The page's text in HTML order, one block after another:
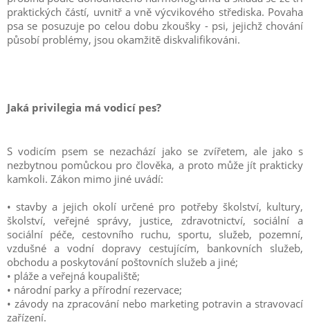
praktických částí, uvnitř a vně výcvikového střediska. Povaha
psa se posuzuje po celou dobu zkoušky - psi, jejichž chování
působí problémy, jsou okamžitě diskvalifikováni.
Jaká privilegia má vodicí pes?
S vodicím psem se nezachází jako se zvířetem, ale jako s
nezbytnou pomůckou pro člověka, a proto může jít prakticky
kamkoli. Zákon mimo jiné uvádí:
• stavby a jejich okolí určené pro potřeby školství, kultury,
školství, veřejné správy, justice, zdravotnictví, sociální a
sociální péče, cestovního ruchu, sportu, služeb, pozemní,
vzdušné a vodní dopravy cestujícím, bankovních služeb,
obchodu a poskytování poštovních služeb a jiné;
• pláže a veřejná koupaliště;
• národní parky a přírodní rezervace;
• závody na zpracování nebo marketing potravin a stravovací
zařízení.